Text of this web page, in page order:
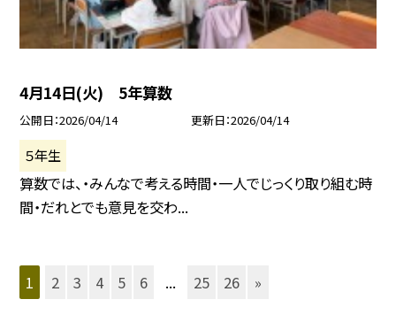
4月14日(火) 5年算数
公開日 2026/04/14 更新日 2026/04/14
５年生
算数では、・みんなで考える時間・一人でじっくり取り組む時
間・だれとでも意見を交わ...
1 2 3 4 5 6 ... 25 26 »